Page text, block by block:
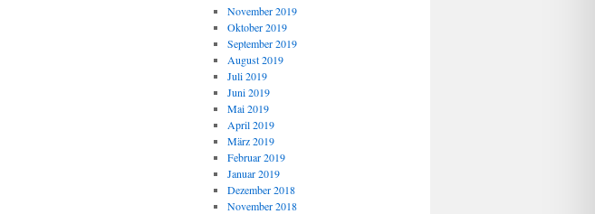
November 2019
Oktober 2019
September 2019
August 2019
Juli 2019
Juni 2019
Mai 2019
April 2019
März 2019
Februar 2019
Januar 2019
Dezember 2018
November 2018